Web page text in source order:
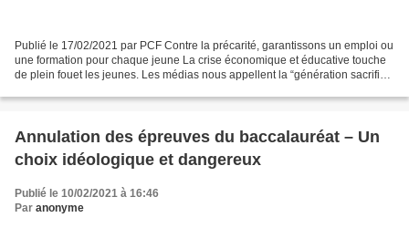
Publié le 17/02/2021 par PCF Contre la précarité, garantissons un emploi ou
une formation pour chaque jeune La crise économique et éducative touche
de plein fouet les jeunes. Les médias nous appellent la “génération sacrifiée
Annulation des épreuves du baccalauréat – Un
choix idéologique et dangereux
Publié le 10/02/2021 à 16:46
Par anonyme